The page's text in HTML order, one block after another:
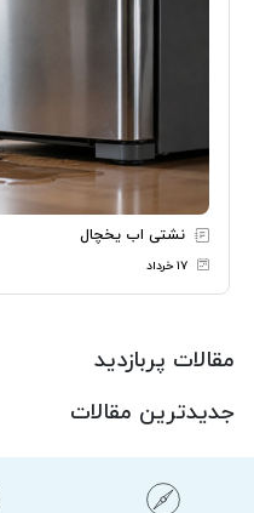
نشتی اب یخچال
۱۷ خرداد
مقالات پربازدید
جدیدترین مقالات